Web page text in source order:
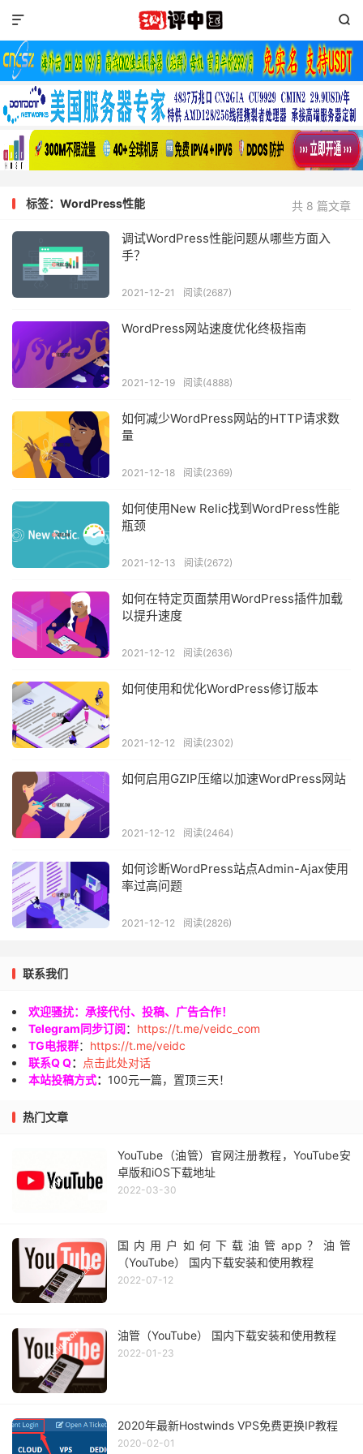


共 8 篇文章
标签：WordPress性能
调试WordPress性能问题从哪些方面入
手？
2021-12-21 阅读(2687)
WordPress网站速度优化终极指南
2021-12-19 阅读(4888)
如何减少WordPress网站的HTTP请求数
量
2021-12-18 阅读(2369)
如何使用New Relic找到WordPress性能
瓶颈
2021-12-13 阅读(2672)
如何在特定页面禁用WordPress插件加载
以提升速度
2021-12-12 阅读(2636)
如何使用和优化WordPress修订版本
2021-12-12 阅读(2302)
如何启用GZIP压缩以加速WordPress网站
2021-12-12 阅读(2464)
如何诊断WordPress站点Admin-Ajax使用
率过高问题
2021-12-12 阅读(2826)
联系我们
欢迎骚扰：承接代付、投稿、广告合作！
Telegram同步订阅： https://t.me/veidc_com
TG电报群： https://t.me/veidc
联系Q Q：
点击此处对话
本站投稿方式： 100元一篇，置顶三天！
热门文章
YouTube（油管）官网注册教程，YouTube安
卓版和iOS下载地址
2022-03-30
国内用户如何下载油管app？油管
（YouTube） 国内下载安装和使用教程
2022-07-12
油管（YouTube） 国内下载安装和使用教程
2022-01-23
2020年最新Hostwinds VPS免费更换IP教程
2020-02-01